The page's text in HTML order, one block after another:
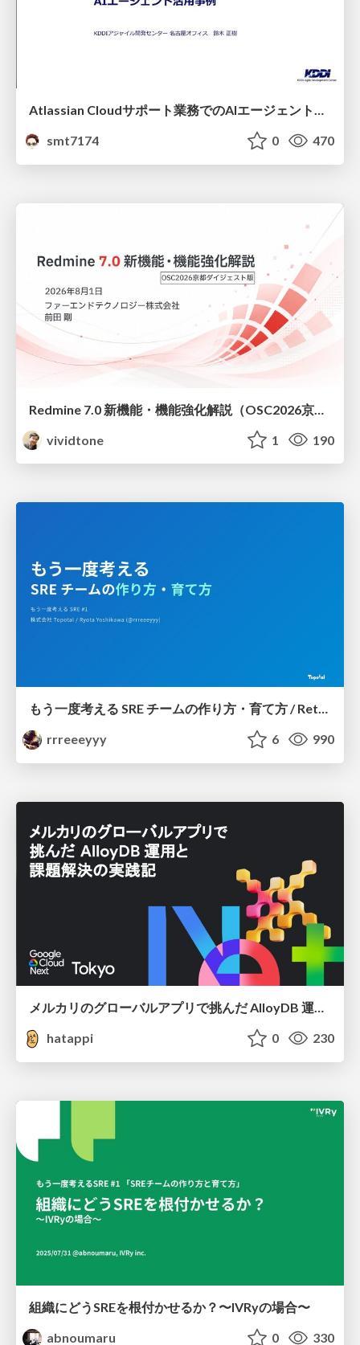
Atlassian Cloudサポート業務でのAIエージェント活用事例
smt7174
0 470
vividtone
1 190
もう一度考える SRE チームの作り方・育て方 / Rethinking SRE #1: Building and Growing SRE Teams
rrreeeyyy
6 990
メルカリのグローバルアプリで挑んだ AlloyDB 運用と課題解決の実践記
hatappi
0 230
組織にどうSREを根付かせるか？〜IVRyの場合〜
abnoumaru
0 330